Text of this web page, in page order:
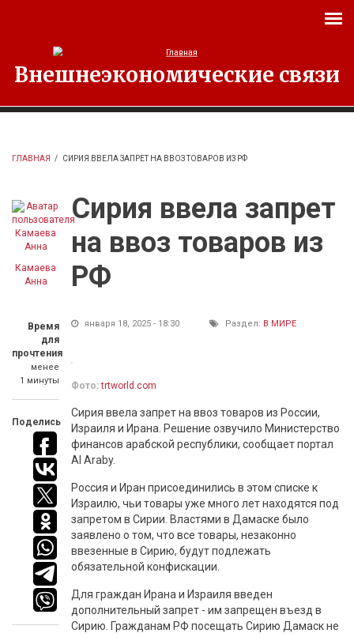
Внешнеэкономические связи
ГЛАВНАЯ / СИРИЯ ВВЕЛА ЗАПРЕТ НА ВВОЗ ТОВАРОВ ИЗ РФ
Камаева
Анна
Время
для
прочтения
менее
1 минуты
Поделись
Сирия ввела запрет
на ввоз товаров из
РФ
января 18, 2025 - 18:30 Раздел: В МИРЕ
Фото:trtworld.com
Сирия ввела запрет на ввоз товаров из России,
Израиля и Ирана. Решение озвучило Министерство
финансов арабской республики, сообщает портал
Al Araby.
Россия и Иран присоединились в этом списке к
Израилю, чьи товары уже много лет находятся под
запретом в Сирии. Властями в Дамаске было
заявлено о том, что все товары, незаконно
ввезенные в Сирию, будут подлежать
обязательной конфискации.
Для граждан Ирана и Израиля введен
дополнительный запрет - им запрещен въезд в
Сирию. Гражданам РФ посещать Сирию Дамаск не